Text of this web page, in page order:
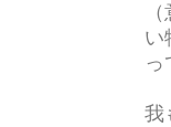
い
っ
我